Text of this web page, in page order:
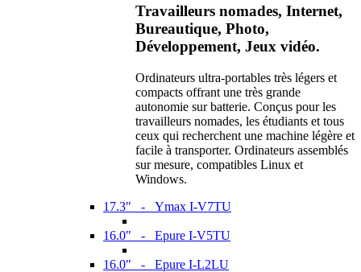
Travailleurs nomades, Internet,
Bureautique, Photo,
Développement, Jeux vidéo.
Ordinateurs ultra-portables très légers et
compacts offrant une très grande
autonomie sur batterie. Conçus pour les
travailleurs nomades, les étudiants et tous
ceux qui recherchent une machine légère et
facile à transporter. Ordinateurs assemblés
sur mesure, compatibles Linux et
Windows.
17.3" - Ymax I-V7TU
16.0" - Epure I-V5TU
16.0" - Epure I-L2LU